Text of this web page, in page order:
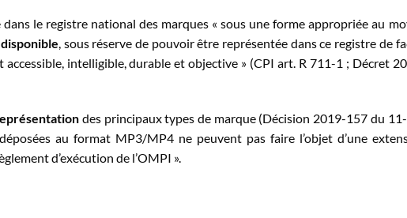
le registre national des marques « sous une forme appropriée au
, sous réserve de pouvoir être représentée dans ce registre de
accessible, intelligible, durable et objective » (CPI art. R 711-1 ; Décret
des principaux types de marque (Décision 2019-157 du
au format MP3/MP4 ne peuvent pas faire l’objet d’une
d’exécution de l’OMPI ».